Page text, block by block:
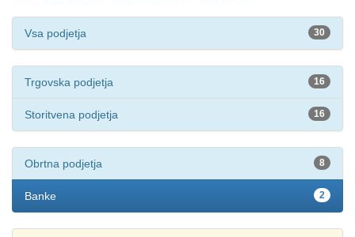
springen,
springen,
Accesskey
Sitemap
springen,
Accesskey
30
Vsa podjetja
16
Trgovska podjetja
16
Storitvena podjetja
8
Obrtna podjetja
2
Banke